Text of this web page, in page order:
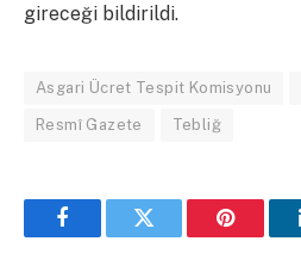
gireceği bildirildi.
Asgari Ücret Tespit Komisyonu
Resmî Gazete Tebliğ
FacebookTwitter Pinterest